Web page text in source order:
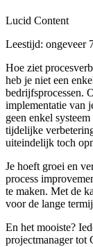
Lucid Content
Leestijd: ongeveer
Hoe ziet
heb je niet een
bedrijfsprocessen.
implementatie van
geen enkel
tijdelijke
uiteindelijk toch
Je hoeft groei en
process
te maken. Met de
voor de lange
En het mooiste?
projectmanager tot